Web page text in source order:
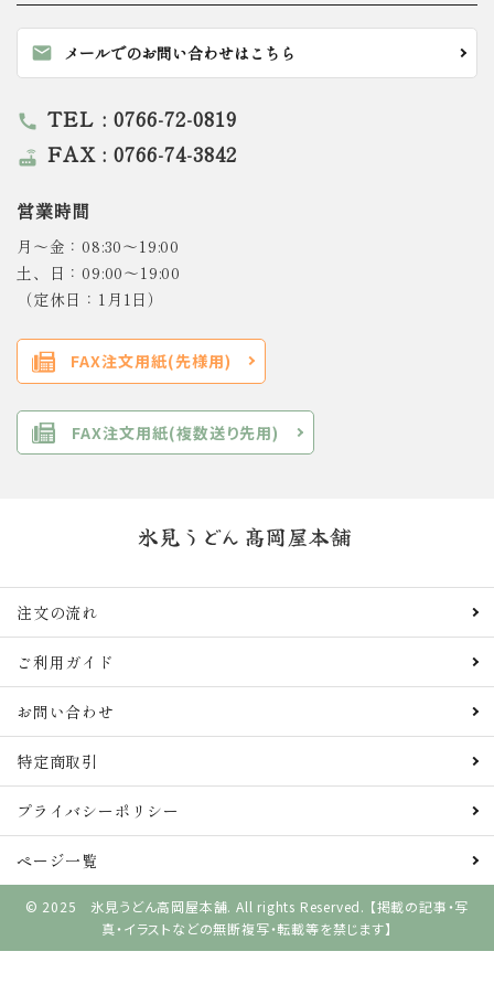
mail メールでのお問い合わせはこちら
call TEL : 0766-72-0819
router FAX : 0766-74-3842
営業時間
月～金：08:30～19:00
土、日：09:00～19:00
（定休日：1月1日）
FAX注文用紙(先様用)
FAX注文用紙(複数送り先用)
注文の流れ
ご利用ガイド
お問い合わせ
特定商取引
プライバシーポリシー
ページ一覧
© 2025 氷見うどん高岡屋本舗. All rights Reserved. 【掲載の記事・写
真・イラストなどの無断複写・転載等を禁じます】